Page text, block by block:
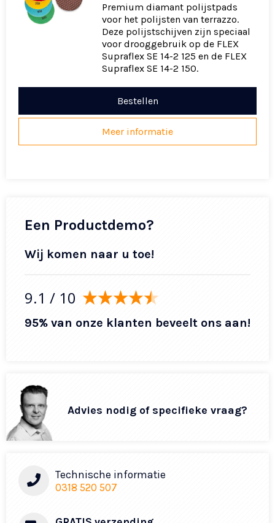
Premium diamant polijstpads
voor het polijsten van terrazzo.
Deze polijstschijven zijn speciaal
voor drooggebruik op de FLEX
Supraflex SE 14-2 125 en de FLEX
Supraflex SE 14-2 150.
Bestellen
Meer informatie
Een Productdemo?
Wij komen naar u toe!
9.1 / 10
95% van onze klanten beveelt ons aan!
Advies nodig of specifieke vraag?
Technische informatie
0318 520 507